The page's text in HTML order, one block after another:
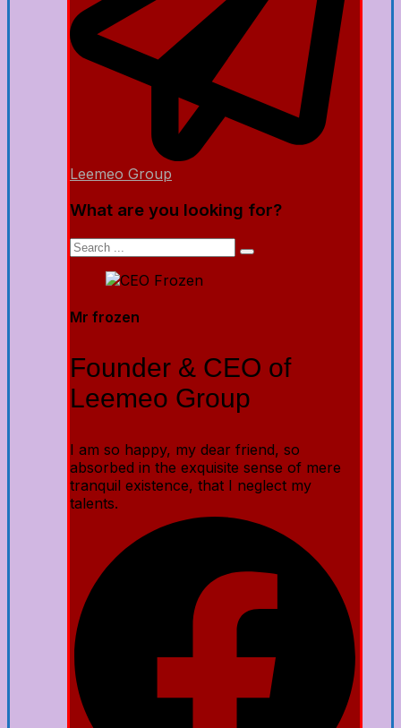
Leemeo Group
What are you looking for?
Mr frozen
Founder & CEO of
Leemeo Group
I am so happy, my dear friend, so
absorbed in the exquisite sense of mere
tranquil existence, that I neglect my
talents.